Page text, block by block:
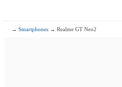
→Smartphones → Realme GT Neo2